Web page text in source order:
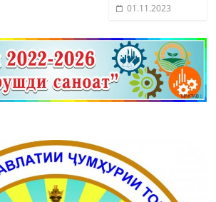
01.11.2023